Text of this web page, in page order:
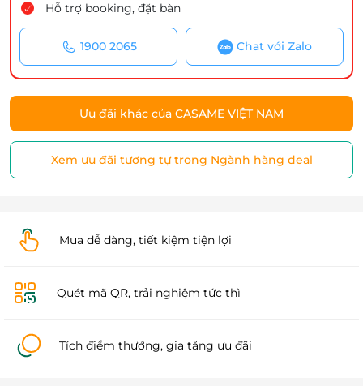
Hỗ trợ booking, đặt bàn
1900 2065 Chat với Zalo
Ưu đãi khác của CASAME VIỆT NAM
Xem ưu đãi tương tự trong Ngành hàng deal
Mua dễ dàng, tiết kiệm tiện lợi
Quét mã QR, trải nghiệm tức thì
Tích điểm thưởng, gia tăng ưu đãi